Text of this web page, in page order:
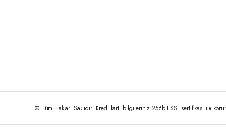
© Tüm Hakları Saklıdır. Kredi kartı bilgileriniz 256bit SSL sertifikası ile